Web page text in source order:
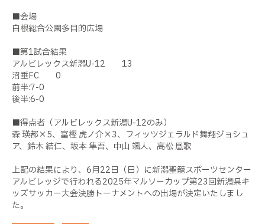
■会場
白根総合公園多目的広場
■第1試合結果
アルビレックス新潟U-12
13
沼垂FC
0
前半:7-0
後半:6-0
■得点者（アルビレックス新潟U-12のみ）
森瑛都×5、富樫虎ノ介×3、フィッツジェラルド舞翔ジョシュ
ア、鈴木結仁、坂本隼吾、中山 颯人、高松凰歌
上記の結果により、 6月22日（日）に新潟聖籠スポーツセンター
アルビレッジで行われる2025年マルソーカップ第23回新潟県キ
ッズサッカー大会決勝トーナメントへの出場が決定いたしまし
た。